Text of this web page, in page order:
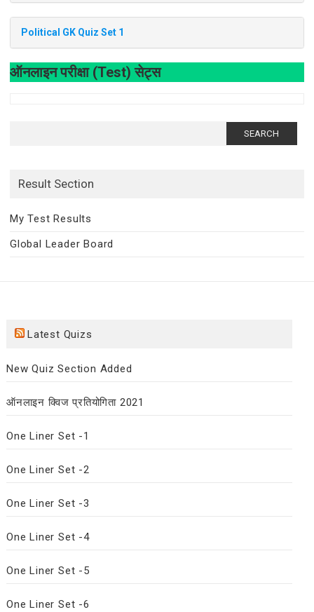
Political GK Quiz Set 1
ऑनलाइन परीक्षा (Test) सेट्स
Result Section
My Test Results
Global Leader Board
Latest Quizs
New Quiz Section Added
ऑनलाइन क्विज प्रतियोगिता 2021
One Liner Set -1
One Liner Set -2
One Liner Set -3
One Liner Set -4
One Liner Set -5
One Liner Set -6